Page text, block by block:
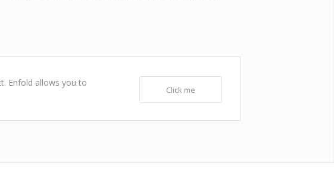
Enfold allows you to
Click me